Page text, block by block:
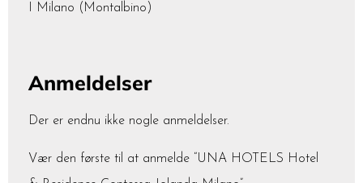
I Milano (Montalbino)
Anmeldelser
Der er endnu ikke nogle anmeldelser.
Vær den første til at anmelde “UNA HOTELS Hotel